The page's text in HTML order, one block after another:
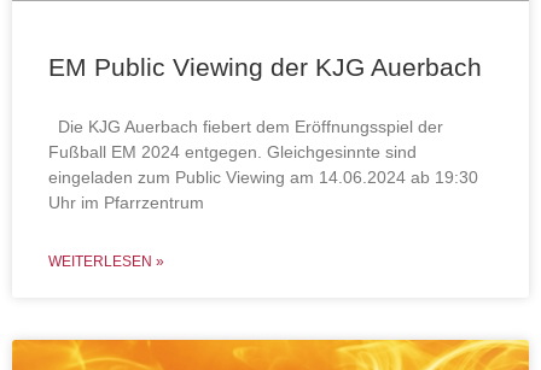
EM Public Viewing der KJG Auerbach
Die KJG Auerbach fiebert dem Eröffnungsspiel der
Fußball EM 2024 entgegen. Gleichgesinnte sind
eingeladen zum Public Viewing am 14.06.2024 ab 19:30
Uhr im Pfarrzentrum
WEITERLESEN »